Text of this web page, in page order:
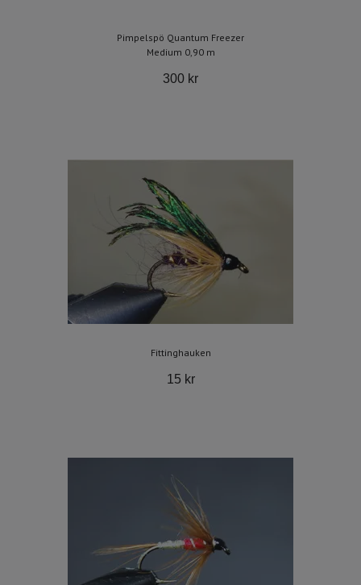
Pimpelspö Quantum Freezer
Medium 0,90 m
300 kr
Fittinghauken
15 kr